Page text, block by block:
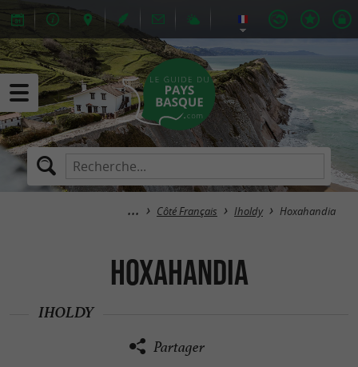
Côté Français Iholdy Hoxahandia
Hoxahandia
IHOLDY
Partager